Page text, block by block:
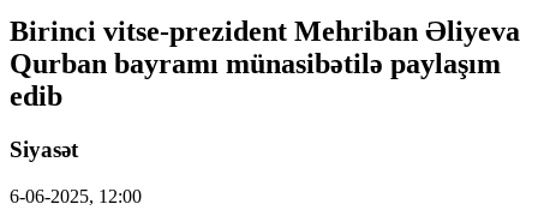
Birinci vitse-prezident Mehriban Əliyeva
Qurban bayramı münasibətilə paylaşım
edib
Siyasət
6-06-2025, 12:00